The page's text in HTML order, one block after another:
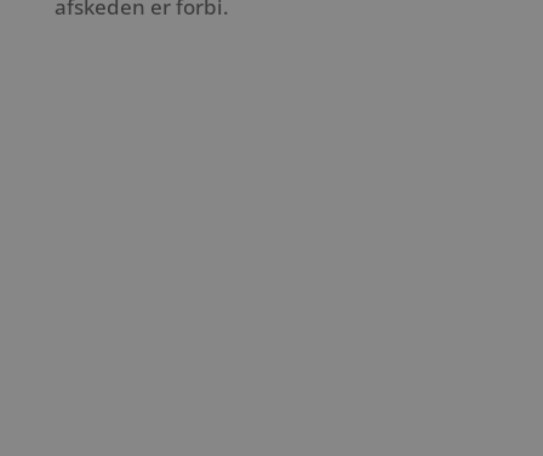
afskeden er forbi.